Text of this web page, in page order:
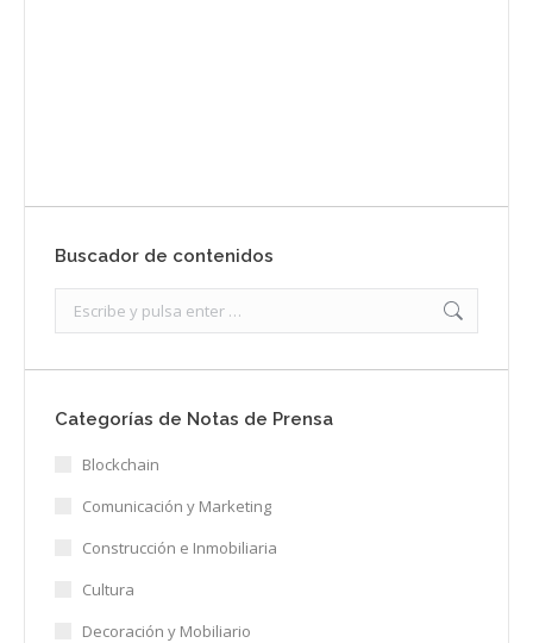
Buscador de contenidos
Categorías de Notas de Prensa
Blockchain
Comunicación y Marketing
Construcción e Inmobiliaria
Cultura
Decoración y Mobiliario